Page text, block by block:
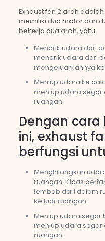
Exhaust fan 2 arah
memiliki dua motor dan
bekerja dua arah, yaitu:
Menarik udara dari
menarik udara dari
mengeluarkannya
Meniup udara ke
meniup udara segar
ruangan.
Dengan
ini, exhaust
berfungsi
Menghilangkan
ruangan: Kipas
lembab dari dalam
ke luar ruangan.
Meniup udara segar
meniup udara segar
ruangan.